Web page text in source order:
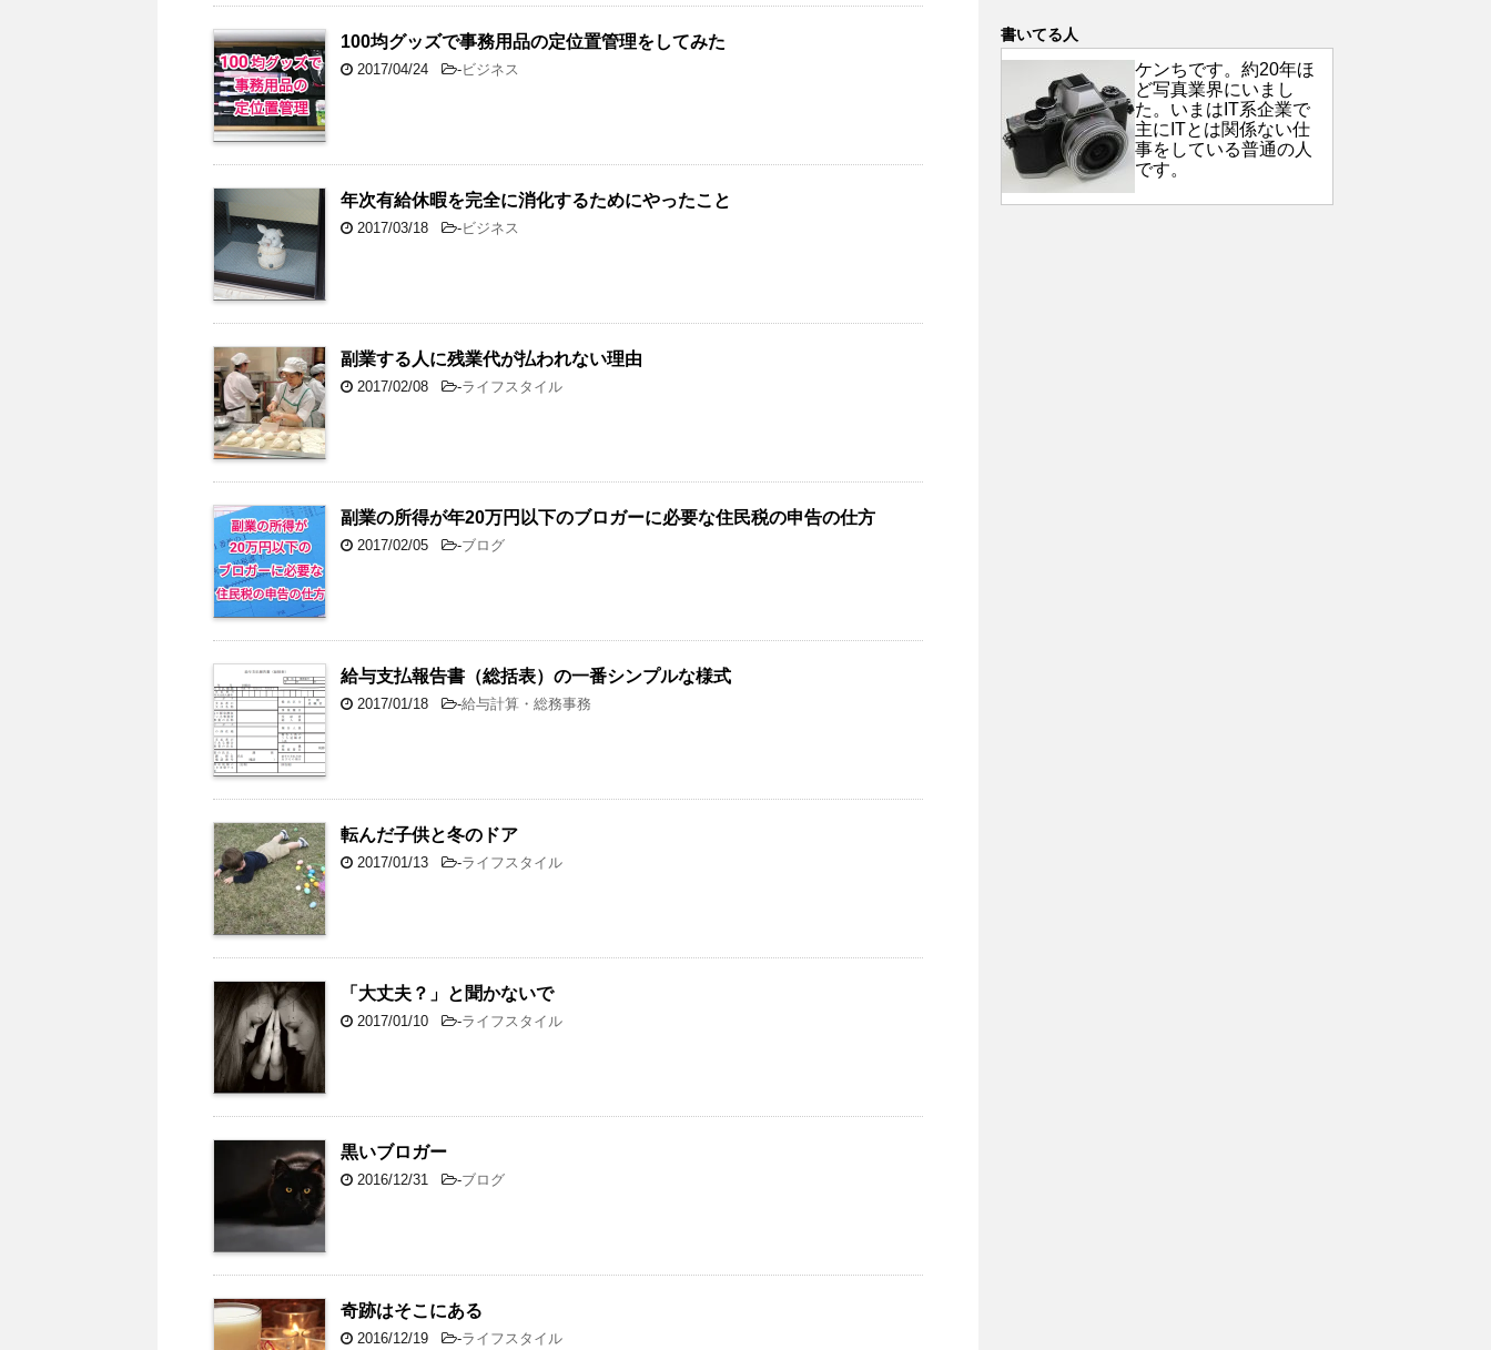
100均グッズで事務用品の定位置管理をしてみた
2017/04/24 -ビジネス
年次有給休暇を完全に消化するためにやったこと
2017/03/18 -ビジネス
副業する人に残業代が払われない理由
2017/02/08 -ライフスタイル
副業の所得が年20万円以下のブロガーに必要な住民税の申告の仕方
2017/02/05 -ブログ
給与支払報告書（総括表）の一番シンプルな様式
2017/01/18 -給与計算・総務事務
転んだ子供と冬のドア
2017/01/13 -ライフスタイル
「大丈夫？」と聞かないで
2017/01/10 -ライフスタイル
黒いブロガー
2016/12/31 -ブログ
奇跡はそこにある
2016/12/19 -ライフスタイル
書いてる人
ケンちです。約20年ほ
ど写真業界にいまし
た。いまはIT系企業で
主にITとは関係ない仕
事をしている普通の人
です。